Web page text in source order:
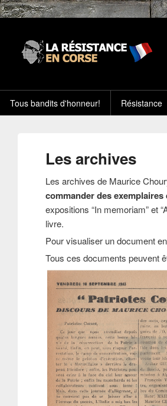
Tous bandits d'honneur! Résistance
Les archives
Les archives de Maurice
commander des
expositions “In memoriam” et
livre.
Pour visualiser un document
Tous ces documents peuvent